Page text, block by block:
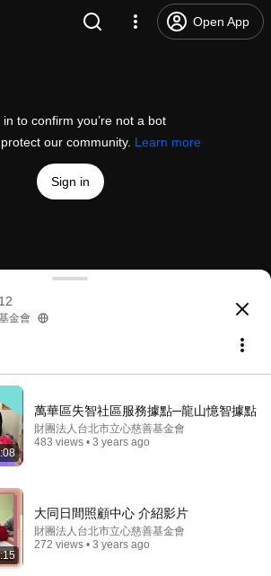
Open App
in to confirm you’re not a bot
our community. Learn more
Sign in
人台北市立心慈善基金會
65 views
金會
萬華區失智社區服務據點─龍山憶智據點
財團法人台北市立心慈善基金會
483 views • 3 years ago
大同日間照顧中心 介紹影片
財團法人台北市立心慈善基金會
272 views • 3 years ago